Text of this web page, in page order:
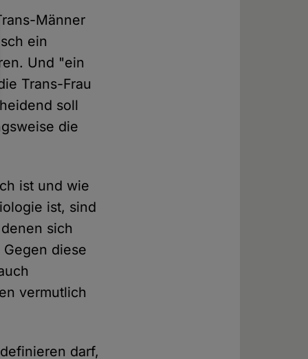
Männer
ein
Und "ein
Trans-Frau
soll
die
ist und wie
ist, sind
sich
diese
vermutlich
darf,